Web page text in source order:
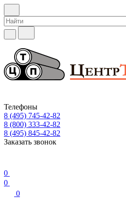
Телефоны
8 (495) 745-42-82
8 (800) 333-42-82
8 (495) 845-42-82
Заказать звонок
0
0
0